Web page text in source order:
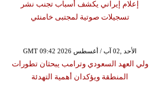
إعلام إيراني يكشف أسباب تجنب نشر
تسجيلات صوتية لمجتبى خامنئي
GMT 09:42 2026 الأحد ,02 آب / أغسطس
ولي العهد السعودي وترامب يبحثان تطورات
المنطقة ويؤكدان أهمية التهدئة